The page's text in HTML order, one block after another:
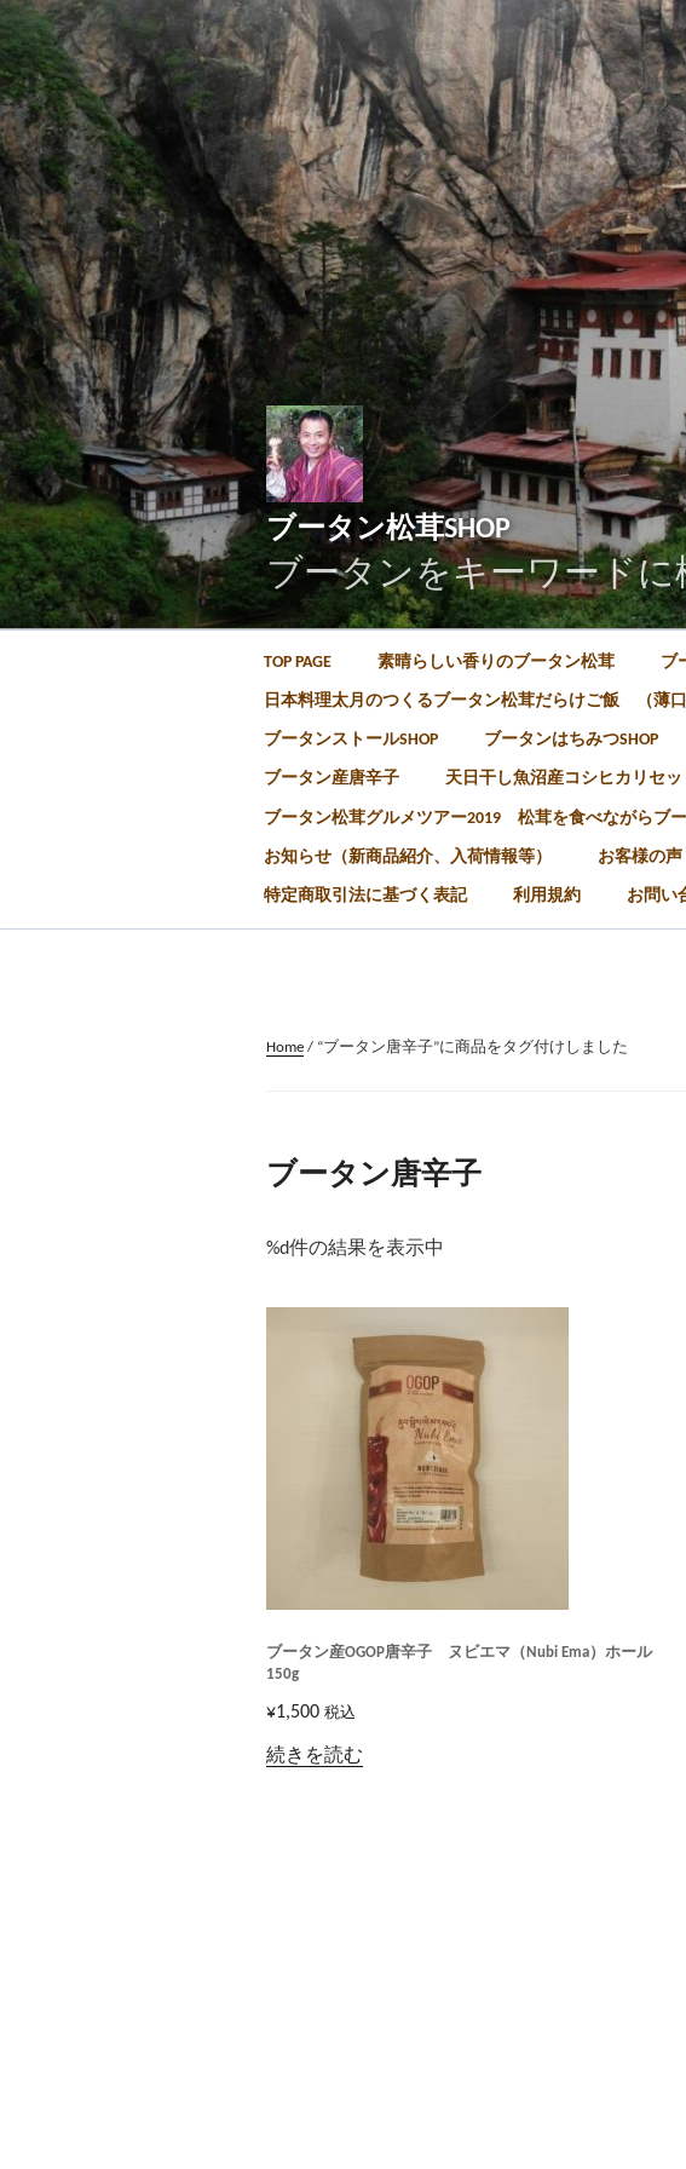
コ
ン
テ
ン
ツ
へ
ス
キ
ッ
プ
ブータン松茸SHOP
ブータンをキーワード
TOP PAGE 素晴らしい香りのブータン松茸 ブ
日本料理太月のつくるブータン松茸だらけご飯 （薄口
ブータンストールSHOP ブータンはちみつSHOP
ブータン産唐辛子 天日干し魚沼産コシヒカリセッ
ブータン松茸グルメツアー2019 松茸を食べながらブ
お知らせ（新商品紹介、入荷情報等） お客様の声
特定商取引法に基づく表記 利用規約 お問い
Home / “ブータン唐辛子”に商品をタグ付けしました
ブータン唐辛子
%d件の結果を表示中
ブータン産OGOP唐辛子 ヌビエマ（Nubi Ema）ホール
150g
¥1,500 税込
続きを読む